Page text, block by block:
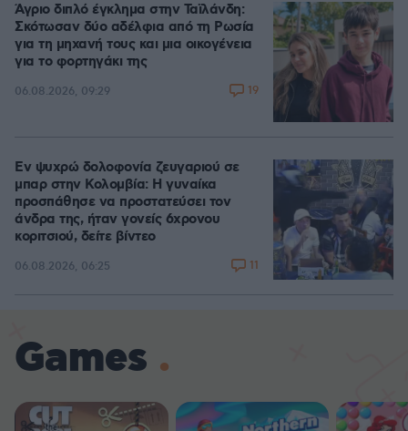
Άγριο διπλό έγκλημα στην Ταϊλάνδη:
Σκότωσαν δύο αδέλφια από τη Ρωσία
για τη μηχανή τους και μια οικογένεια
για το φορτηγάκι της
06.08.2026, 09:29 19
Εν ψυχρώ δολοφονία ζευγαριού σε
μπαρ στην Κολομβία: Η γυναίκα
προσπάθησε να προστατεύσει τον
άνδρα της, ήταν γονείς 6χρονου
κοριτσιού, δείτε βίντεο
06.08.2026, 06:25 11
Games